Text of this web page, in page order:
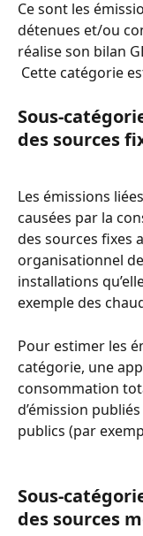
Ce sont les
détenues et/ou
réalise son bilan
Cette catégorie
Sous-
des sources
Les émissions
causées par la
des sources fixes
organisationnel de
installations
exemple des
Pour estimer les
catégorie, une
consommation
d’émission
publics (par
Sous-
des sources